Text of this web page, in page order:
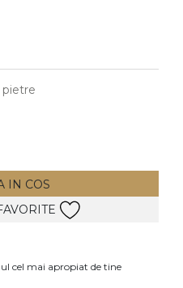
pietre
IN COS
cel mai apropiat de tine